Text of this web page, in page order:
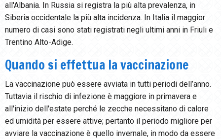
all'Albania. In Russia si registra la più alta prevalenza, in
Siberia occidentale la più alta incidenza. In Italia il maggior
numero di casi sono stati registrati negli ultimi anni in Friuli e
Trentino Alto-Adige.
Quando si effettua la vaccinazione
La vaccinazione può essere avviata in tutti periodi dell’anno.
Tuttavia il rischio di infezione è maggiore in primavera e
all'inizio dell'estate perché le zecche necessitano di calore
ed umidità per essere attive; pertanto il periodo migliore per
avviare la vaccinazione è quello invernale, in modo da essere